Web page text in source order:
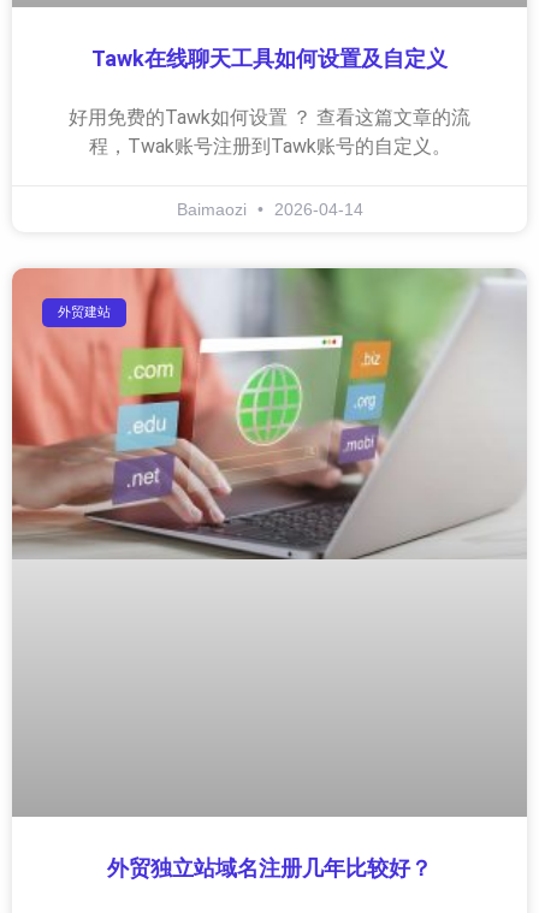
Tawk在线聊天工具如何设置及自定义
好用免费的Tawk如何设置 ？ 查看这篇文章的流
程，Twak账号注册到Tawk账号的自定义。
Baimaozi 2026-04-14
外贸建站
外贸独立站域名注册几年比较好？